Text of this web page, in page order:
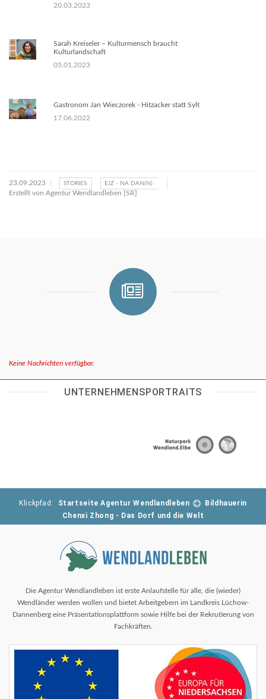
20.03.2023
Sarah Kreiseler – Kulturmensch braucht
Kulturlandschaft
05.01.2023
Gastronom Jan Wieczorek - Hitzacker statt Sylt
17.06.2022
23.09.2023 STORIES EJZ - NA DAN(N)
Erstellt von Agentur Wendlandleben [SR]
Keine Nachrichten verfügbar.
UNTERNEHMENSPORTRAITS
Klickpfad: Startseite Agentur Wendlandleben
Bildhauerin
Chenxi Zhong - Das Dorf und die Welt
Die Agentur Wendlandleben ist erste Anlaufstelle für alle, die (wieder)
Wendländer werden wollen und bietet Arbeitgebern im Landkreis Lüchow-
Dannenberg eine Präsentationsplattform sowie Hilfe bei der Rekrutierung von
Fachkräften.